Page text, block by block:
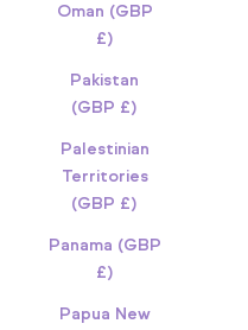
Oman (GBP
£)
Pakistan
(GBP £)
Palestinian
Territories
(GBP £)
Panama (GBP
£)
Papua New